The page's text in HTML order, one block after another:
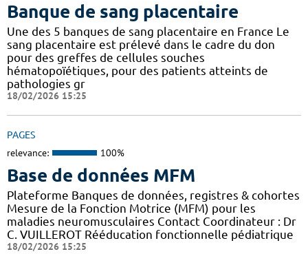
Banque de sang placentaire
Une des 5 banques de sang placentaire en France Le
sang placentaire est prélevé dans le cadre du don
pour des greffes de cellules souches
hématopoïétiques, pour des patients atteints de
pathologies gr
18/02/2026 15:25
PAGES
relevance: 100%
Base de données MFM
Plateforme Banques de données, registres & cohortes
Mesure de la Fonction Motrice (MFM) pour les
maladies neuromusculaires Contact Coordinateur : Dr
C. VUILLEROT Rééducation fonctionnelle pédiatrique
18/02/2026 15:25